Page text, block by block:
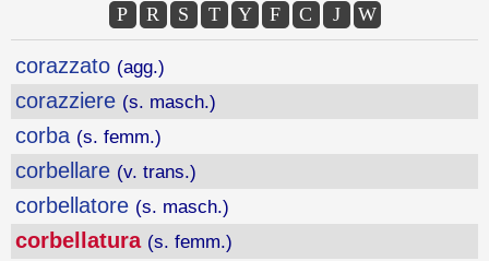
P
R S T Y F C J W
corazzato (agg.)
corazziere (s. masch.)
corba (s. femm.)
corbellare (v. trans.)
corbellatore (s. masch.)
corbellatura (s. femm.)